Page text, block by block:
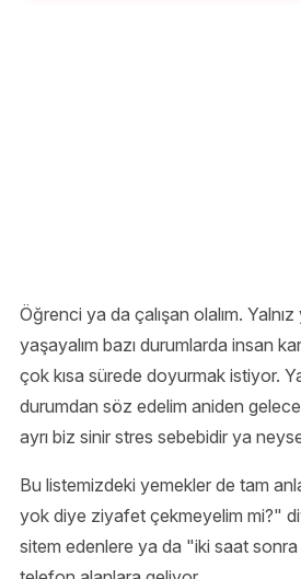
Öğrenci ya da çalışan olalım.
yaşayalım bazı durumlarda insan
çok kısa sürede doyurmak istiyor.
durumdan söz edelim aniden
ayrı biz sinir stres sebebidir ya
Bu listemizdeki yemekler de tam
yok diye ziyafet çekmeyelim mi?"
sitem edenlere ya da "iki saat